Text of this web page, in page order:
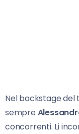
Nel backstage del
sempre
concorrenti. Li